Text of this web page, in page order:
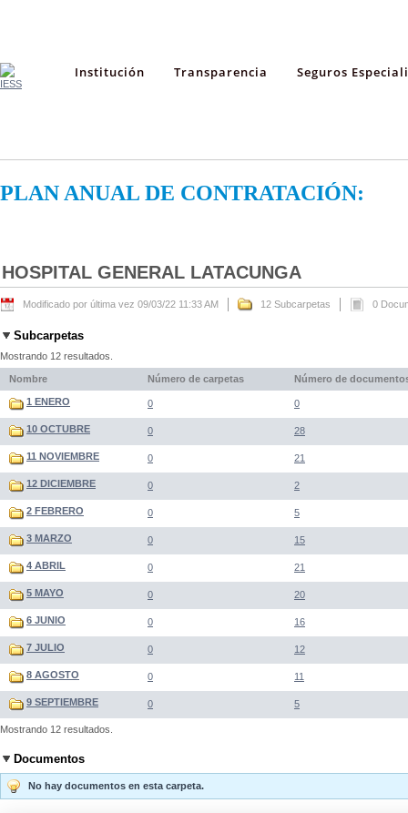
Institución Transparencia Seguros
PLAN ANUAL DE CONTRATACIÓN:
HOSPITAL GENERAL LATACUNGA
Modificado por última vez 09/03/22 11:33 AM 12 Subcarpetas 0
Subcarpetas
Mostrando 12 resultados.
Nombre Número de carpetas Número de
1 ENERO 0 0
10 OCTUBRE 0 28
11 NOVIEMBRE 0 21
12 DICIEMBRE 0 2
2 FEBRERO 0 5
3 MARZO 0 15
4 ABRIL 0 21
5 MAYO 0 20
6 JUNIO 0 16
7 JULIO 0 12
8 AGOSTO 0 11
9 SEPTIEMBRE 0 5
Mostrando 12 resultados.
Documentos
No hay documentos en esta carpeta.